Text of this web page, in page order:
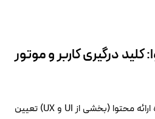
کلید درگیری کاربر و موتور
محتوا پادشاه است، اما نحوه ارائه محتوا (بخشی از UI و UX) تعیین